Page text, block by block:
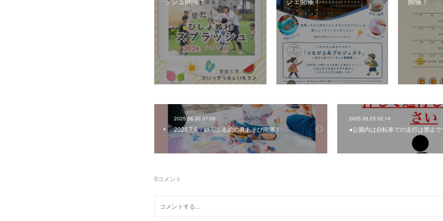
2025.06.30 07:00
2025.7.6 いろふる絵の具あそび開催！
2025.06.23 02:14
●公園内は自転車での走行は禁止で
0コメント